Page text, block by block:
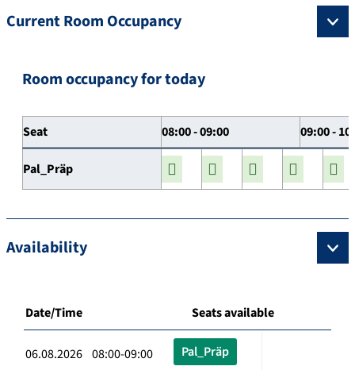
Current Room Occupancy
Room occupancy for today
Seat 08:00 - 09:00 09:00 -
Pal_Präp
Availability
Date/Time Seats available
06.08.2026 08:00-09:00 Pal_Präp